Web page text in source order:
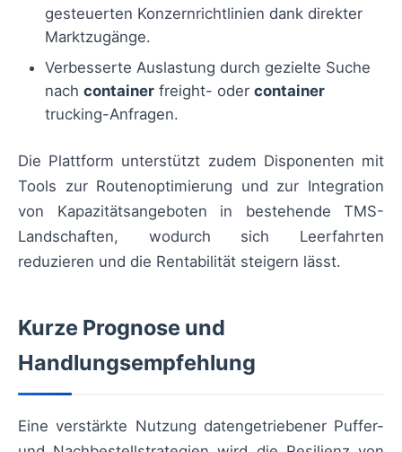
gesteuerten Konzernrichtlinien dank direkter
Marktzugänge.
Verbesserte Auslastung durch gezielte Suche
nach container freight- oder container
trucking-Anfragen.
Die Plattform unterstützt zudem Disponenten mit
Tools zur Routenoptimierung und zur Integration
von Kapazitätsangeboten in bestehende TMS-
Landschaften, wodurch sich Leerfahrten
reduzieren und die Rentabilität steigern lässt.
Kurze Prognose und
Handlungsempfehlung
Eine verstärkte Nutzung datengetriebener Puffer-